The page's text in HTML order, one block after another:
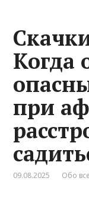
Когда
при
09.08.2025 Обо